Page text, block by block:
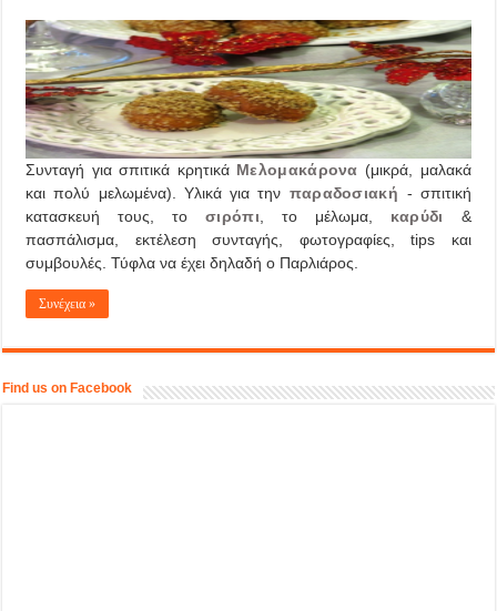
Συνταγή για σπιτικά κρητικά Μελομακάρονα (μικρά, μαλακά
και πολύ μελωμένα). Υλικά για την παραδοσιακή - σπιτική
κατασκευή τους, τοσιρόπι , το μέλωμα, καρύδι &
πασπάλισμα, εκτέλεση συνταγής, φωτογραφίες, tips και
συμβουλές. Τύφλα να έχει δηλαδή ο Παρλιάρος.
Συνέχεια »
Find us on Facebook